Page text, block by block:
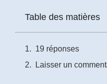
Table des matières
19 réponses
Laisser un
*
pourrez
désabonner